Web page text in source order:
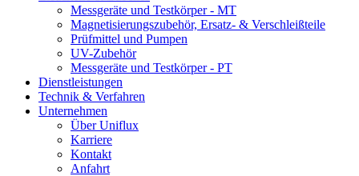
Messgeräte und Testkörper - MT
Magnetisierungszubehör, Ersatz- & Verschleißteile
Prüfmittel und Pumpen
UV-Zubehör
Messgeräte und Testkörper - PT
Dienstleistungen
Technik & Verfahren
Unternehmen
Über Uniflux
Karriere
Kontakt
Anfahrt